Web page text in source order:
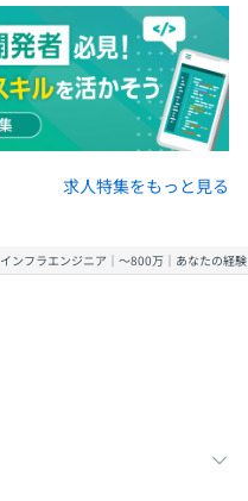
求人特集をもっと見る
インフラエンジニア｜～800万｜あなたの経